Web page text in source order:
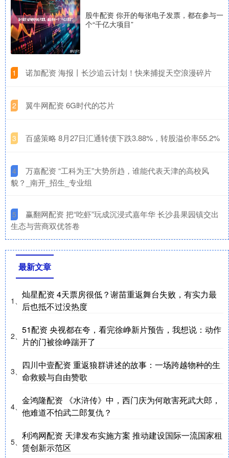
股牛配资 你开的每张电子发票，都在参与一
个“千亿大项目”
1 ​诺加配资 海报丨长沙追云计划！快来捕捉天空浪漫碎片
2 ​翼牛网配资 6G时代的芯片
3 ​百盛策略 8月27日汇通转债下跌3.88%，转股溢价率55.2%
4
​万嘉配资 “工科为王”大势所趋，谁能代表天津的高校风
貌？_南开_招生_专业组
5
​赢翻网配资 把“吃虾”玩成沉浸式嘉年华 长沙县果园镇交出
生态与营商双优答卷
最新文章
1、
灿星配资 4天票房很低？谢苗重返舞台失败，有实力最
后也抵不过没热度
2、
51配资 央视都在夸，看完徐峥新片预告，我想说：动作
片的门被徐峥踹开了
3、
四川中壹配资 重返狼群讲述的故事：一场跨越物种的生
命救赎与自由赞歌
4、
金鸿隆配资 《水浒传》中，西门庆为何敢害死武大郎，
他难道不怕武二郎复仇？
5、
利鸿网配资 天津发布实施方案 推动建设国际一流国家租
赁创新示范区